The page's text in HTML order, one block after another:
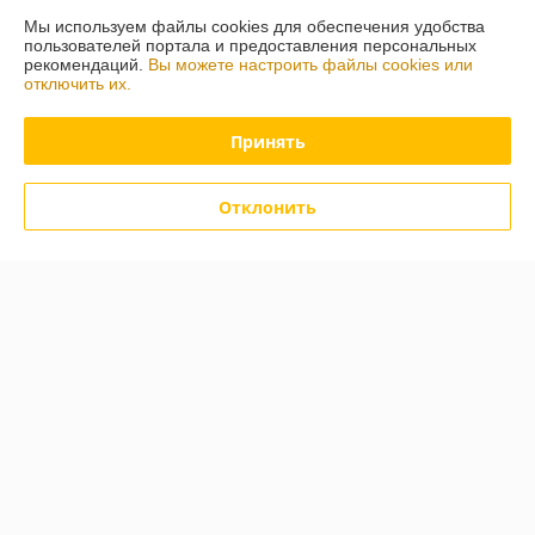
Полная версия сайта
Политика обработки cookies
Сайт создан на платформе Deal.by
Мы используем файлы cookies для обеспечения удобства
пользователей портала и предоставления персональных
рекомендаций. Вы можете настроить файлы cookies или
отключить их.
Принять
Отклонить